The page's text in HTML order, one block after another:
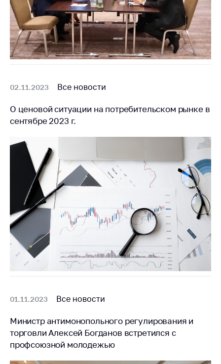
Личный прием
граждан и юр. лиц
Прямaя телефоннaя
линия
Горячая линия
обращения
Сообщить о росте
цен на товары
Сообщить о росте
цен на лекарства и
медицинские
изделия
Контакты
Адрес и режим
работы
Приемная
Министра
Горячая линия
Вышестоящий
государственный
Важное на сайте
Сообщить о росте
02.11.2023 Все новости
О ценовой ситуации на потребительском рынке в
сентябре 2023 г.
01.11.2023 Все новости
Министр антимонопольного регулирования и
торговли Алексей Богданов встретился с
профсоюзной молодежью